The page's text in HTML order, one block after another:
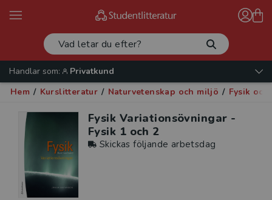
Handlar som:
Privatkund
Hem / Kurslitteratur / Naturvetenskap och miljö / Fysik och
Fysik Variationsövningar -
Fysik 1 och 2
Skickas följande arbetsdag